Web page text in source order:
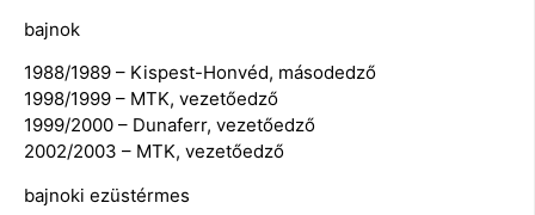
bajnok
1988/1989 – Kispest-Honvéd, másodedző
1998/1999 – MTK, vezetőedző
1999/2000 – Dunaferr, vezetőedző
2002/2003 – MTK, vezetőedző
bajnoki ezüstérmes